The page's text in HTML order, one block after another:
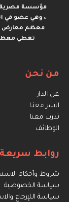
معظم معارض
تغطي معظم
من نحن
عن الدار
انشر معنا
تدرب معنا
الوظائف
روابط سريعة
شروط وأحكام
سياسة الخصوصية
سياسة اللإرجاع